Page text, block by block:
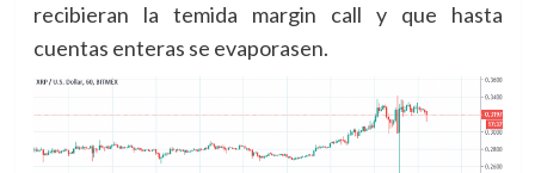
recibieran la temida margin call y que hasta
cuentas enteras se evaporasen.